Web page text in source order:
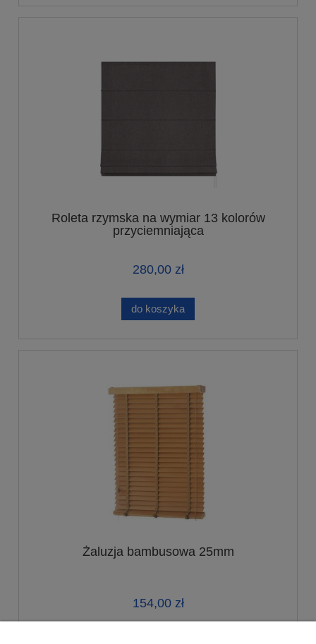
Roleta rzymska na wymiar 13 kolorów
przyciemniająca
280,00 zł
do koszyka
Żaluzja bambusowa 25mm
154,00 zł